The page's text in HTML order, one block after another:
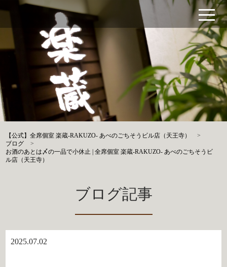
【公式】全席個室 楽蔵‐RAKUZO‐ あべのごちそうビル店（天王寺）
>
ブログ
>
お酒のあとは〆の一品で小休止 | 全席個室 楽蔵‐RAKUZO‐ あべのごちそうビ
ル店（天王寺）
ブログ記事
2025.07.02